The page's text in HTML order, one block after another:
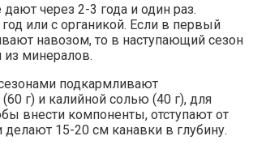
через 2-3 года и один раз.
или с органикой. Если в первый
навозом, то в наступающий сезон
из минералов.
подкармливают
г) и калийной солью (40 г), для
внести компоненты, отступают от
делают 15-20 см канавки в глубину.